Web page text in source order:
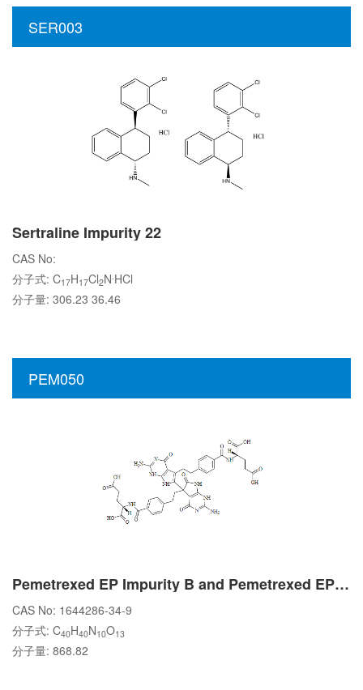
SER003
Sertraline Impurity 22
CAS No:
分子式: C17H17Cl2N HCl
分子量: 306.23 36.46
PEM050
Pemetrexed EP Impurity B and Pemetrexed EP Impurity C
CAS No: 1644286-34-9
分子式: C40H40N10O13
分子量: 868.82